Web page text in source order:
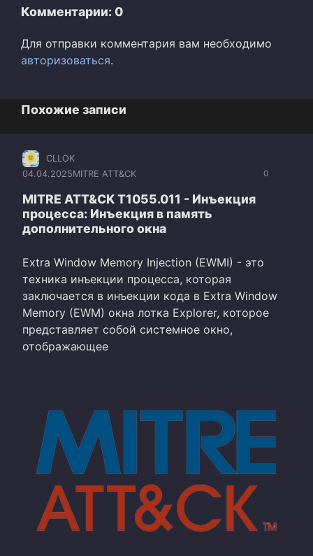
Комментарии: 0
Для отправки комментария вам необходимо
авторизоваться.
Похожие записи
0
CLLOK
04.04.2025MITRE ATT&CK
MITRE ATT&CK T1055.011 - Инъекция
процесса: Инъекция в память
дополнительного окна
Extra Window Memory Injection (EWMI) - это
техника инъекции процесса, которая
заключается в инъекции кода в Extra Window
Memory (EWM) окна лотка Explorer, которое
представляет собой системное окно,
отображающее